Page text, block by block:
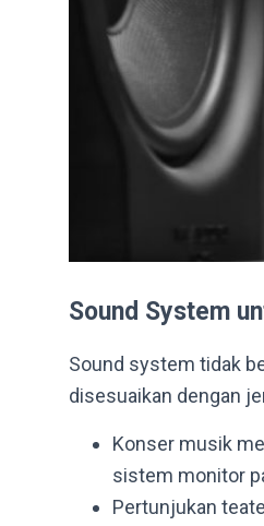
Sound System
Sound system tidak
disesuaikan dengan
Konser musik
sistem monitor
Pertunjukan